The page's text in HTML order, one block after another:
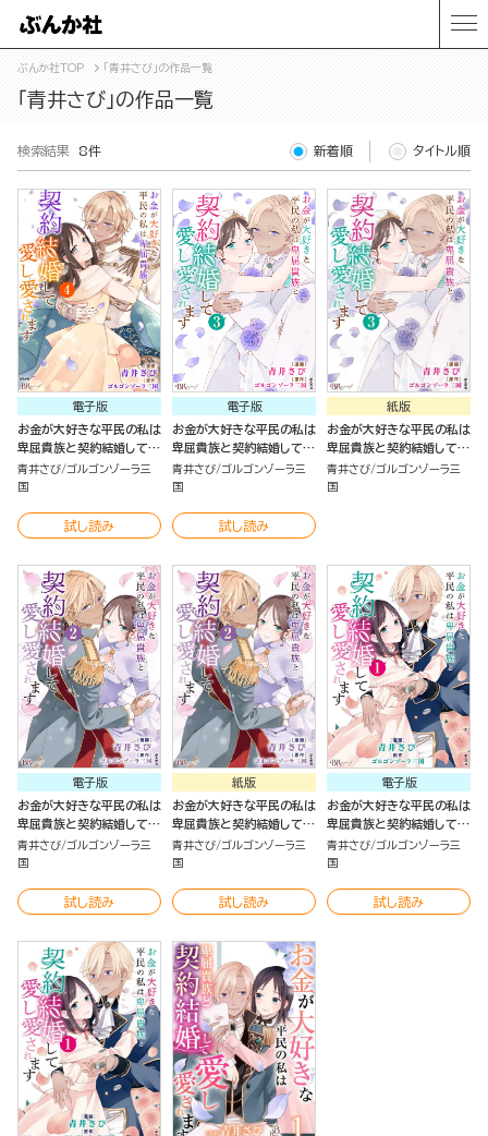
ぶんか社TOP 「青井さび」の作品一覧
「青井さび」の作品一覧
検索結果 8件 新着順 タイトル順
電子版
お金が大好きな平民の私は
卑屈貴族と契約結婚して愛
し愛されます コミック版
（4）
青井さび ゴルゴンゾーラ三
国
試し読み
電子版
お金が大好きな平民の私は
卑屈貴族と契約結婚して愛
し愛されます コミック版
（3）
青井さび ゴルゴンゾーラ三
国
試し読み
紙版
お金が大好きな平民の私は
卑屈貴族と契約結婚して愛
し愛されます（3）
青井さび ゴルゴンゾーラ三
国
電子版
お金が大好きな平民の私は
卑屈貴族と契約結婚して愛
し愛されます （2）
青井さび ゴルゴンゾーラ三
国
試し読み
紙版
お金が大好きな平民の私は
卑屈貴族と契約結婚して愛
し愛されます （2）
青井さび ゴルゴンゾーラ三
国
試し読み
電子版
お金が大好きな平民の私は
卑屈貴族と契約結婚して愛
し愛されます（1）
青井さび ゴルゴンゾーラ三
国
試し読み